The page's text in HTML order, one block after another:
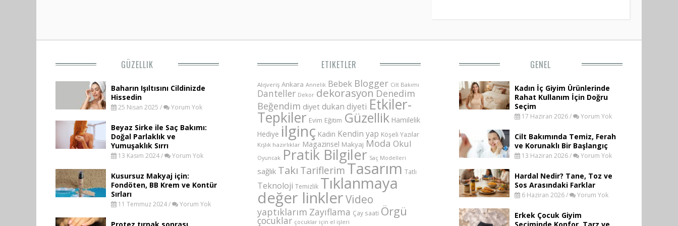
GÜZELLIK
Baharın Işıltısını Cildinizde
Hissedin
25 Nisan 2025 / Yorum Yok
Beyaz Sirke ile Saç Bakımı:
Doğal Parlaklık ve
Yumuşaklık Sırrı
13 Kasım 2024 / Yorum Yok
Kusursuz Makyaj için:
Fondöten, BB Krem ve Kontür
Sırları
11 Temmuz 2024 / Yorum Yok
ETIKETLER
Alışveriş Ankara Annelik Bebek Blogger Cilt Bakımı
Danteller Dekor dekorasyon Denedim
Beğendim diyet dukan diyeti Etkiler-
Tepkiler Evim Eğitim Güzellik Hamilelik
Hediye ilginç Kadın Kendin yap Köşeli Yazılar
Kışlık hazırlıklar Magazinsel Makyaj Moda Okul
Oyuncak Pratik Bilgiler Saç Modelleri
sağlık Takı Tariflerim Tasarım Tatlı
Teknoloji Temizlik Tıklanmaya
değer linklerVideo
yaptıklarım Zayıflama Çay saati Örgü
çocuklar çocuklar için el işleri
GENEL
Kadın İç Giyim Ürünlerinde
Rahat Kullanım İçin Doğru
Seçim
17 Haziran 2026 / Yorum Yok
Cilt Bakımında Temiz, Ferah
ve Korunaklı Bir Başlangıç
13 Haziran 2026 / Yorum Yok
Hardal Nedir? Tane, Toz ve
Sos Arasındaki Farklar
6 Haziran 2026 / Yorum Yok
Erkek Çocuk Giyim